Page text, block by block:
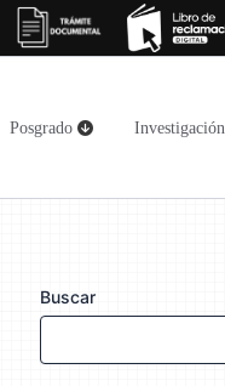
Posgrado Investigación
Buscar